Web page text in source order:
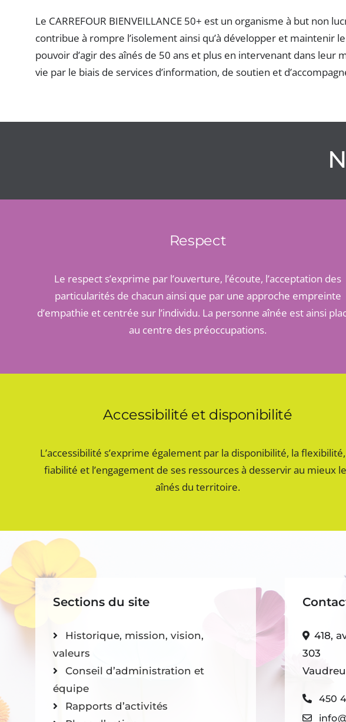
Le CARREFOUR BIENVEILLANCE 50+ est un organisme à but non
contribue à rompre l’isolement ainsi qu’à développer et maintenir le
pouvoir d’agir des aînés de 50 ans et plus en intervenant dans leur
vie par le biais de services d’information, de soutien et
Respect
Le respect s’exprime par l’ouverture, l’écoute, l’acceptation des
particularités de chacun ainsi que par une approche empreinte
d’empathie et centrée sur l’individu. La personne aînée est ainsi
au centre des préoccupations.
Accessibilité et disponibilité
L’accessibilité s’exprime également par la disponibilité, la
fiabilité et l’engagement de ses ressources à desservir au mieux
aînés du territoire.
Sections du site
Historique, mission, vision,
valeurs
Conseil d’administration et
équipe
Rapports d’activités
418,
303
450